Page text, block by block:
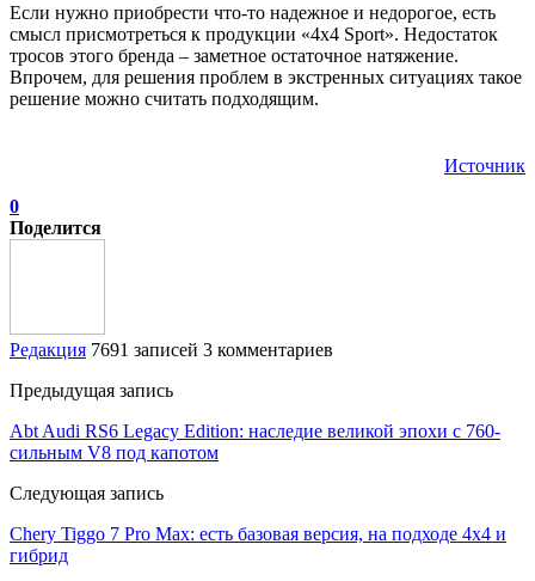
Если нужно приобрести что-то надежное и недорогое, есть
смысл присмотреться к продукции «4х4 Sport». Недостаток
тросов этого бренда – заметное остаточное натяжение.
Впрочем, для решения проблем в экстренных ситуациях такое
решение можно считать подходящим.
Источник
0
Поделится
Редакция 7691 записей 3 комментариев
Предыдущая запись
Abt Audi RS6 Legacy Edition: наследие великой эпохи с 760-
сильным V8 под капотом
Следующая запись
Chery Tiggo 7 Pro Max: есть базовая версия, на подходе 4х4 и
гибрид